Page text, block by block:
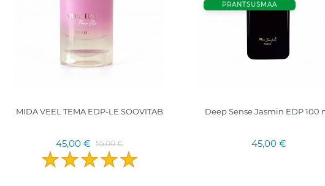
MIDA VEEL TEMA EDP-LE SOOVITAB
45,00 € 55,00 €
PRANTSUSMAA
Deep Sense Jasmin EDP 100
45,00 €